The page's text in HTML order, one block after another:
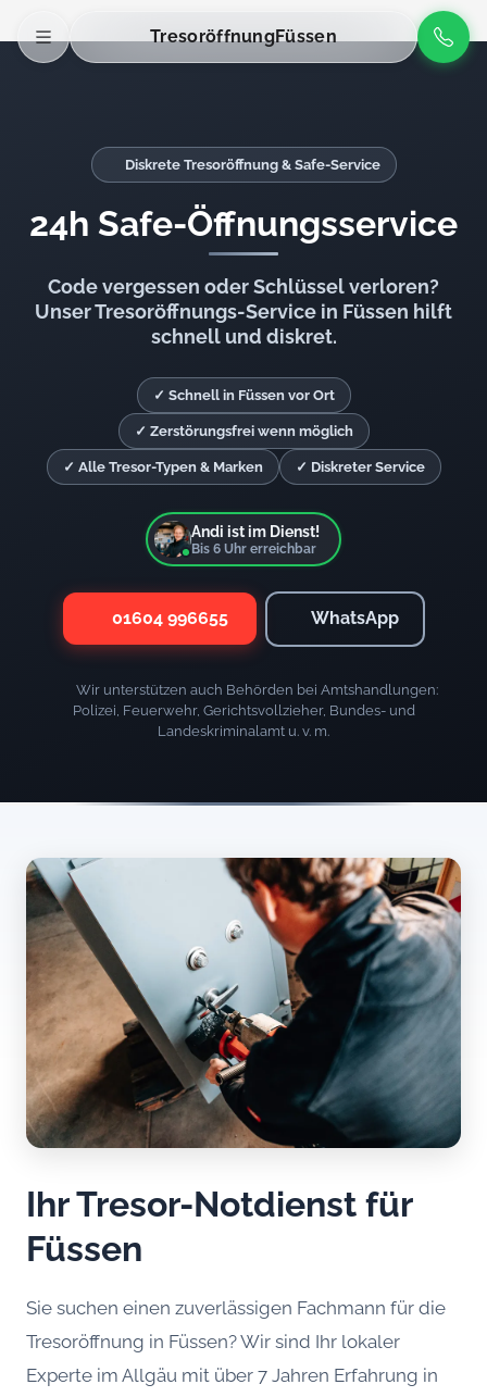
TresoröffnungFüssen
Diskrete Tresoröffnung & Safe-Service
24h Safe-Öffnungsservice
Code vergessen oder Schlüssel verloren?
Unser Tresoröffnungs-Service in Füssen hilft
schnell und diskret.
✓ Schnell in Füssen vor Ort
✓ Zerstörungsfrei wenn möglich
✓ Alle Tresor-Typen & Marken ✓ Diskreter Service
Andi ist im Dienst!
Bis 6 Uhr erreichbar
01604 996655 WhatsApp
Wir unterstützen auch Behörden bei Amtshandlungen:
Polizei, Feuerwehr, Gerichtsvollzieher, Bundes- und
Landeskriminalamt u. v. m.
Ihr Tresor-Notdienst für
Füssen
Sie suchen einen zuverlässigen Fachmann für die
Tresoröffnung in Füssen? Wir sind Ihr lokaler
Experte im Allgäu mit über 7 Jahren Erfahrung in